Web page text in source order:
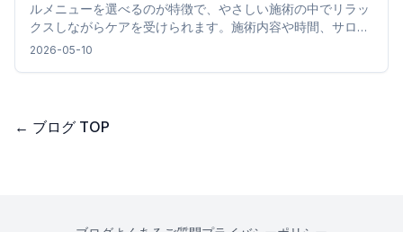
ルメニューを選べるのが特徴で、やさしい施術の中でリラッ
クスしながらケアを受けられます。施術内容や時間、サロン
の雰囲気を確認して選ぶことで、旅行中でも無理なく取り入
2026-05-10
← ブログ TOP